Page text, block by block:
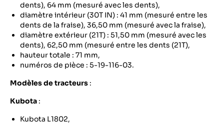
dents), 64 mm (mesuré avec les dents),
diamètre intérieur (30T IN) : 41 mm (mesuré entre les
dents de la fraise), 36,50 mm (mesuré avec la fraise),
diamètre extérieur (21T) : 51,50 mm (mesuré avec les
dents), 62,50 mm (mesuré entre les dents (21T),
hauteur totale : 71 mm,
numéros de pièce : 5-19-116-03.
Modèles de tracteurs :
Kubota :
Kubota L1802,